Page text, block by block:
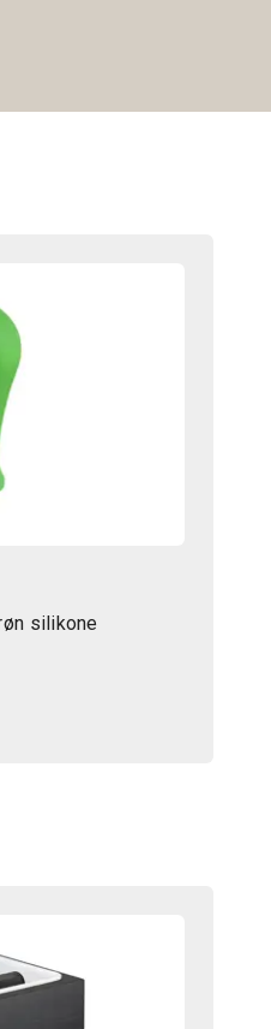
silikone